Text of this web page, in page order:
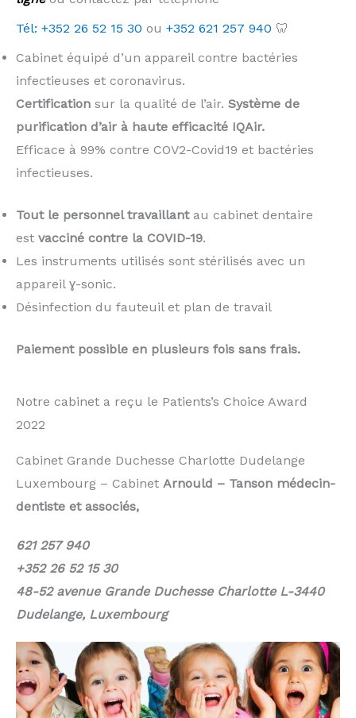
Tél: +352 26 52 15 30 ou +352 621 257 940 🦷
Cabinet équipé d’un appareil contre bactéries
infectieuses et coronavirus.
Certification sur la qualité de l’air. Système de
purification d’air à haute efficacité IQAir.
Efficace à 99% contre COV2-Covid19 et bactéries
infectieuses.
Tout le personnel travaillantau cabinet dentaire
est vacciné contre la COVID-19.
Les instruments utilisés sont stérilisés avec un
appareil ɣ-sonic.
Désinfection du fauteuil et plan de travail
Paiement possible en plusieurs fois sans frais.
Notre cabinet a reçu le Patients’s Choice Award
2022
Cabinet Grande Duchesse Charlotte Dudelange
Luxembourg – Cabinet Arnould – Tanson médecin-
dentiste et associés,
621 257 940
+352 26 52 15 30
48-52 avenue Grande Duchesse Charlotte L-3440
Dudelange, Luxembourg